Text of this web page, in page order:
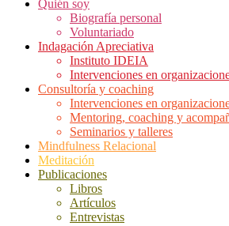
Quién soy
Biografía personal
Voluntariado
Indagación Apreciativa
Instituto IDEIA
Intervenciones en
Consultoría y coaching
Intervenciones en
Mentoring, coaching y
Seminarios y talleres
Mindfulness Relacional
Meditación
Publicaciones
Libros
Artículos
Entrevistas